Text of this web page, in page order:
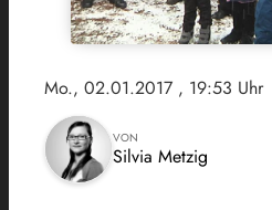
Mo., 02.01.2017 , 19:53 Uhr
VON
Silvia Metzig